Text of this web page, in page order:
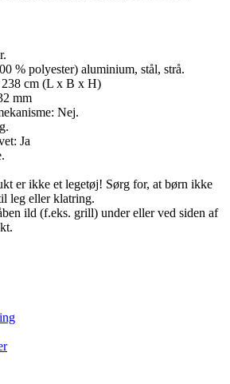
% polyester) aluminium, stål, strå.
cm (L x B x H)
mm
Nej.
Ja
er ikke et legetøj! Sørg for, at børn ikke
leg eller klatring.
ild (f.eks. grill) under eller ved siden af